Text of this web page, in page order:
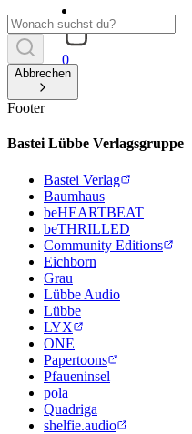
0
Abbrechen
Footer
Bastei Lübbe Verlagsgruppe
Bastei Verlag
Baumhaus
beHEARTBEAT
beTHRILLED
Community Editions
Eichborn
Grau
Lübbe Audio
Lübbe
LYX
ONE
Papertoons
Pfaueninsel
pola
Quadriga
shelfie.audio